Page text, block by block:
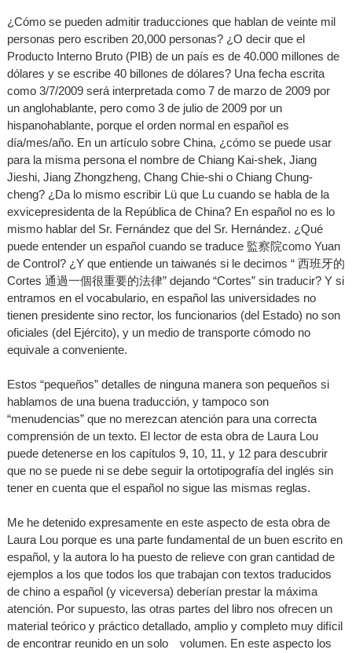
¿Cómo se pueden admitir traducciones que hablan de veinte mil
personas pero escriben 20,000 personas? ¿O decir que el
Producto Interno Bruto (PIB) de un país es de 40.000 millones de
dólares y se escribe 40 billones de dólares? Una fecha escrita
como 3/7/2009 será interpretada como 7 de marzo de 2009 por
un anglohablante, pero como 3 de julio de 2009 por un
hispanohablante, porque el orden normal en español es
día/mes/año. En un artículo sobre China, ¿cómo se puede usar
para la misma persona el nombre de Chiang Kai-shek, Jiang
Jieshi, Jiang Zhongzheng, Chang Chie-shi o Chiang Chung-
cheng? ¿Da lo mismo escribir Lü que Lu cuando se habla de la
exvicepresidenta de la República de China? En español no es lo
mismo hablar del Sr. Fernández que del Sr. Hernández. ¿Qué
puede entender un español cuando se traduce 監察院como Yuan
de Control? ¿Y que entiende un taiwanés si le decimos “ 西班牙的
Cortes 通過一個很重要的法律” dejando “Cortes” sin traducir? Y si
entramos en el vocabulario, en español las universidades no
tienen presidente sino rector, los funcionarios (del Estado) no son
oficiales (del Ejército), y un medio de transporte cómodo no
equivale a conveniente.
Estos “pequeños” detalles de ninguna manera son pequeños si
hablamos de una buena traducción, y tampoco son
“menudencias” que no merezcan atención para una correcta
comprensión de un texto. El lector de esta obra de Laura Lou
puede detenerse en los capítulos 9, 10, 11, y 12 para descubrir
que no se puede ni se debe seguir la ortotipografía del inglés sin
tener en cuenta que el español no sigue las mismas reglas.
Me he detenido expresamente en este aspecto de esta obra de
Laura Lou porque es una parte fundamental de un buen escrito en
español, y la autora lo ha puesto de relieve con gran cantidad de
ejemplos a los que todos los que trabajan con textos traducidos
de chino a español (y viceversa) deberían prestar la máxima
atención. Por supuesto, las otras partes del libro nos ofrecen un
material teórico y práctico detallado, amplio y completo muy difícil
de encontrar reunido en un solo volumen. En este aspecto los